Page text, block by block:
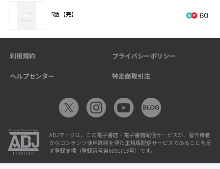
5話 【完】 60
利用規約 プライバシーポリシー
ヘルプセンター 特定商取引法
ABJマークは、この電子書店・電子書籍配信サービスが、著作権者
からコンテンツ使用許諾を得た正規版配信サービスであることを示
す登録商標（登録番号第6091713号）です。